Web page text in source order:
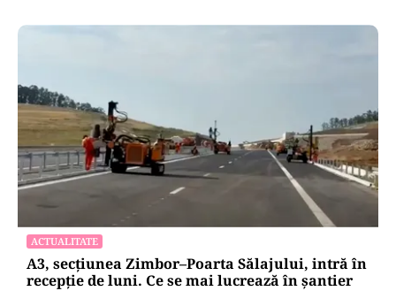
ACTUALITATE
A3, secțiunea Zimbor–Poarta Sălajului, intră în
recepție de luni. Ce se mai lucrează în șantier